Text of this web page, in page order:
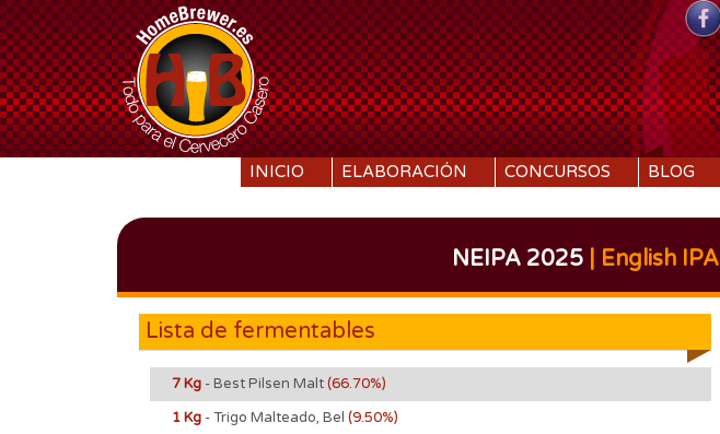
SKIP TO CONTENT
INICIO ELABORACIÓN CONCURSOS BLOG
NEIPA 2025| English IPA
Lista de fermentables
7 Kg - Best Pilsen Malt(66.70%)
1 Kg - Trigo Malteado, Bel (9.50%)